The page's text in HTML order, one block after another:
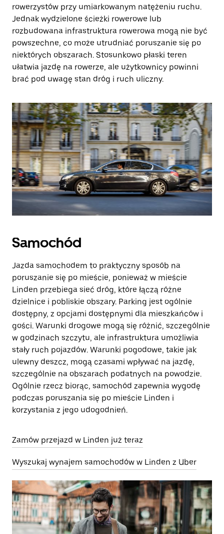
rowerzystów przy umiarkowanym natężeniu ruchu.
Jednak wydzielone ścieżki rowerowe lub
rozbudowana infrastruktura rowerowa mogą nie być
powszechne, co może utrudniać poruszanie się po
niektórych obszarach. Stosunkowo płaski teren
ułatwia jazdę na rowerze, ale użytkownicy powinni
brać pod uwagę stan dróg i ruch uliczny.
Samochód
Jazda samochodem to praktyczny sposób na
poruszanie się po mieście, ponieważ w mieście
Linden przebiega sieć dróg, które łączą różne
dzielnice i pobliskie obszary. Parking jest ogólnie
dostępny, z opcjami dostępnymi dla mieszkańców i
gości. Warunki drogowe mogą się różnić, szczególnie
w godzinach szczytu, ale infrastruktura umożliwia
stały ruch pojazdów. Warunki pogodowe, takie jak
ulewny deszcz, mogą czasami wpływać na jazdę,
szczególnie na obszarach podatnych na powodzie.
Ogólnie rzecz biorąc, samochód zapewnia wygodę
podczas poruszania się po mieście Linden i
korzystania z jego udogodnień.
Zamów przejazd w Linden już teraz
Wyszukaj wynajem samochodów w Linden z Uber